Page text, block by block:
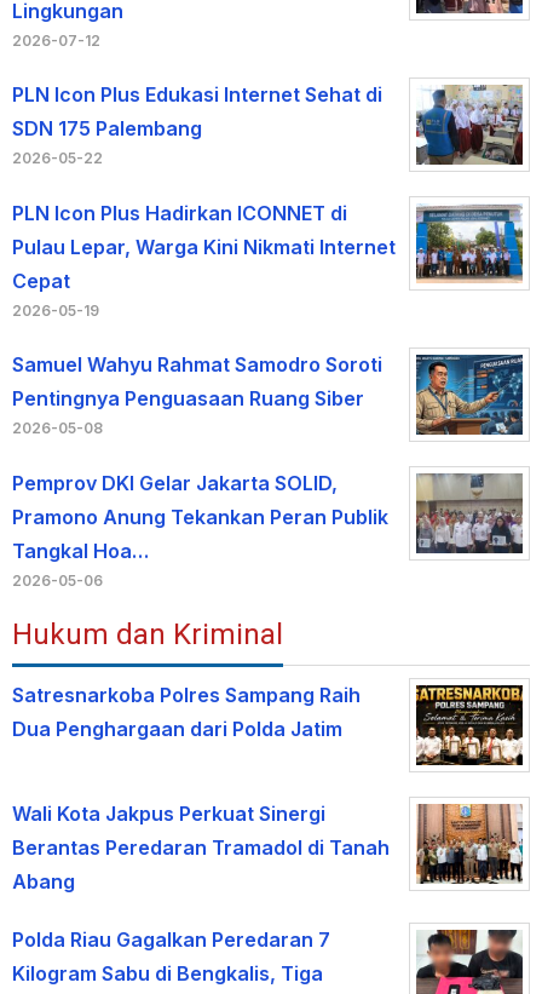
Lingkungan
2026-07-12
PLN Icon Plus Edukasi Internet Sehat di
SDN 175 Palembang
2026-05-22
PLN Icon Plus Hadirkan ICONNET di
Pulau Lepar, Warga Kini Nikmati Internet
Cepat
2026-05-19
Samuel Wahyu Rahmat Samodro Soroti
Pentingnya Penguasaan Ruang Siber
2026-05-08
Pemprov DKI Gelar Jakarta SOLID,
Pramono Anung Tekankan Peran Publik
Tangkal Hoa…
2026-05-06
Hukum dan Kriminal
Satresnarkoba Polres Sampang Raih
Dua Penghargaan dari Polda Jatim
Wali Kota Jakpus Perkuat Sinergi
Berantas Peredaran Tramadol di Tanah
Abang
Polda Riau Gagalkan Peredaran 7
Kilogram Sabu di Bengkalis, Tiga